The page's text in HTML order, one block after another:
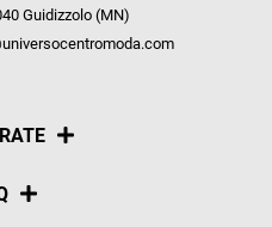
Guidizzolo (MN)